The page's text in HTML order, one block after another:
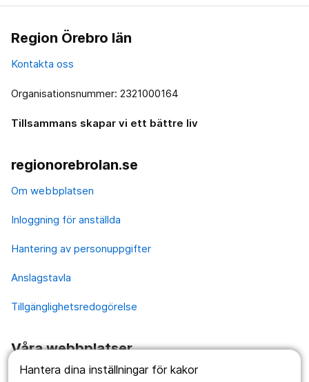
Hantera dina inställningar för kakor
Region Örebro län
Kontakta oss
Organisationsnummer: 2321000164
Tillsammans skapar vi ett bättre liv
regionorebrolan.se
Om webbplatsen
Inloggning för anställda
Hantering av personuppgifter
Anslagstavla
Tillgänglighetsredogörelse
Våra webbplatser
1177.se